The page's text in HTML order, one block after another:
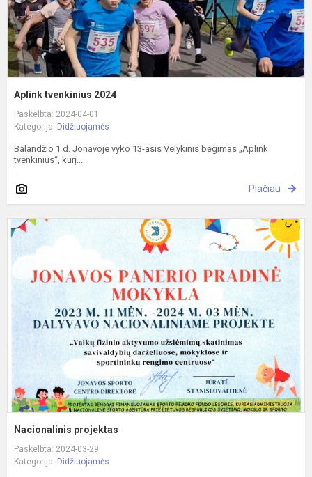
Aplink tvenkinius 2024
Paskelbta: 2024-04-01
Kategorija: Didžiuojamės
Balandžio 1 d. Jonavoje vyko 13-asis Velykinis bėgimas „Aplink
tvenkinius“, kurį...
Plačiau
Nacionalinis projektas
Paskelbta: 2024-03-29
Kategorija: Didžiuojamės